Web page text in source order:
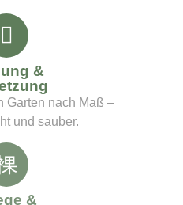
&
Garten nach Maß –
und sauber.
&